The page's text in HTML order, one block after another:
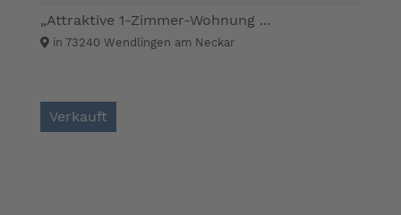
„Attraktive 1-Zimmer-Wohnung ...
in 73240 Wendlingen am Neckar
Verkauft